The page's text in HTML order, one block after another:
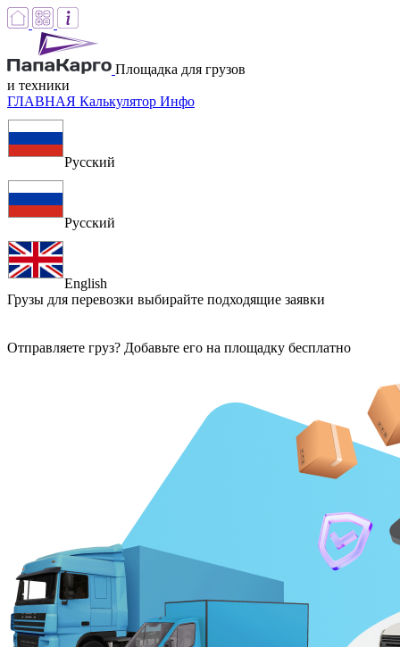
Площадка для грузов
и техники
ГЛАВНАЯ Калькулятор Инфо
Русский
Русский
English
Грузы для перевозки выбирайте подходящие заявки
Отправляете груз? Добавьте его на площадку бесплатно